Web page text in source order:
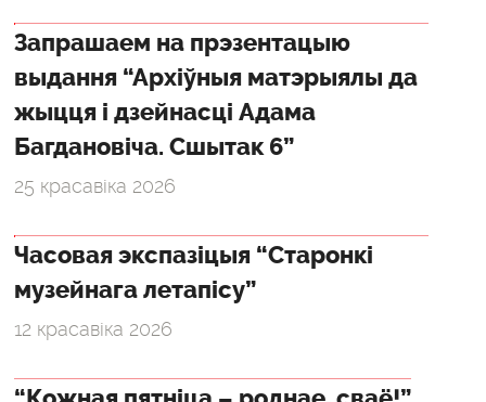
Запрашаем на прэзентацыю
выдання “Архіўныя матэрыялы да
жыцця і дзейнасці Адама
Багдановіча. Сшытак 6”
25 красавіка 2026
Часовая экспазіцыя “Старонкі
музейнага летапісу”
12 красавіка 2026